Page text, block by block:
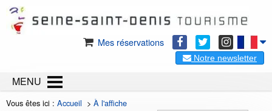
Mes réservations
Notre newsletter
MENU
Vous êtes ici : Accueil > À l'affiche